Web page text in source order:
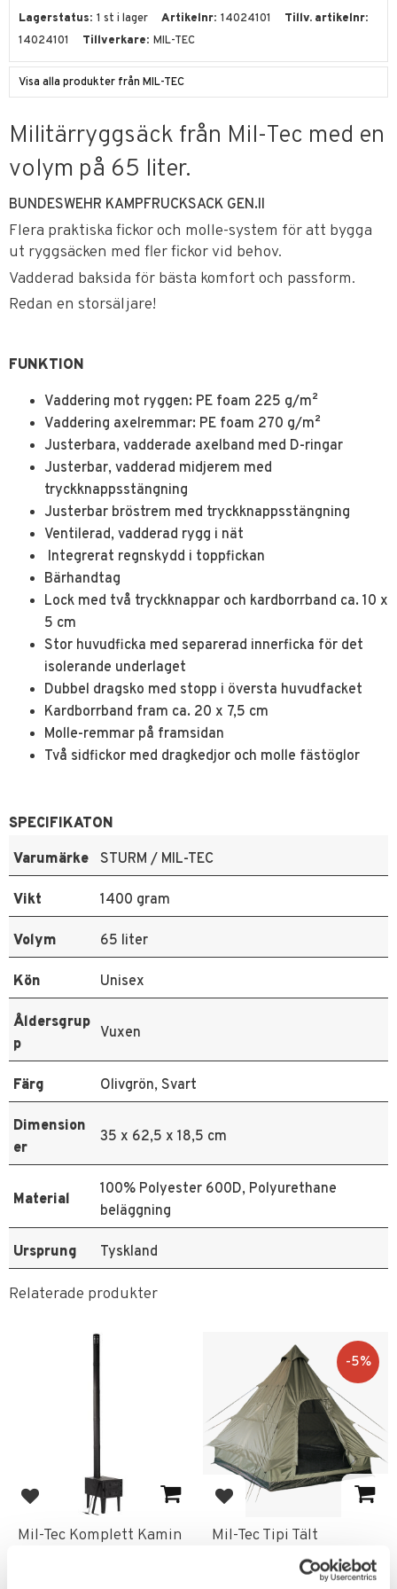
Lagerstatus 1 st i lager Artikelnr 14024101
Tillv. artikelnr
14024101
Tillverkare MIL-TEC
Visa alla produkter från MIL-TEC
Militärryggsäck från Mil-Tec med en
volym på 65 liter.
BUNDESWEHR KAMPFRUCKSACK GEN.II
Flera praktiska fickor och molle-system för att bygga
ut ryggsäcken med fler fickor vid behov.
Vadderad baksida för bästa komfort och passform.
Redan en storsäljare!
FUNKTION
Vaddering mot ryggen: PE foam 225 g/m²
Vaddering axelremmar: PE foam 270 g/m²
Justerbara, vadderade axelband med D-ringar
Justerbar, vadderad midjerem med
tryckknappsstängning
Justerbar bröstrem med tryckknappsstängning
Ventilerad, vadderad rygg i nät
Integrerat regnskydd i toppfickan
Bärhandtag
Lock med två tryckknappar och kardborrband ca. 10 x
5 cm
Stor huvudficka med separerad innerficka för det
isolerande underlaget
Dubbel dragsko med stopp i översta huvudfacket
Kardborrband fram ca. 20 x 7,5 cm
Molle-remmar på framsidan
Två sidfickor med dragkedjor och molle fästöglor
SPECIFIKATON
Varumärke
STURM / MIL-TEC
Vikt 1400 gram
Volym 65 liter
Kön Unisex
Åldersgrup
p
Vuxen
Färg Olivgrön, Svart
Dimension
er
35 x 62,5 x 18,5 cm
Material
100% Polyester 600D, Polyurethane
beläggning
Ursprung Tyskland
Relaterade produkter
Lägg till i favoriter
Mil-Tec Komplett Kamin
Lägg till i favoriter
Mil-Tec Tipi Tält
Pyramid Olivgrön
Tält perfekt för 4 personer.
5%